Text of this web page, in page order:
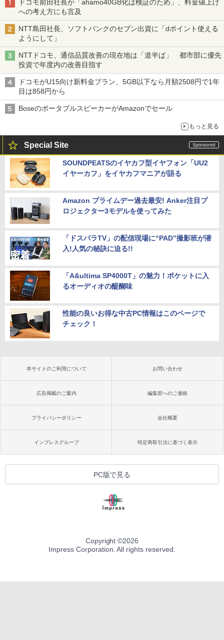
ドコモ前田社長が「ahamo40GB化は検証のため」、料金値上げ
への考え方にも言及
NTT島田社長、ソフトバンクのセブン出資に「dポイント使える
ようにして」
NTTドコモ、通信品質改善の現在地は「道半ば」 都市部に優先
投資で年度内の改善目指す
ドコモがU15向け新料金プラン、5GB以下なら月額2508円で1年
目は858円から
BoseのポータブルスピーカーがAmazonでセール
もっと見る
Special Site
SOUNDPEATSのイヤカフ型イヤフォン「UU2
イヤーカフ」をイヤカフマニアが語る
Amazon プライムデー過去最安! Anker注目プ
ロジェクター3モデルを使ってみた
「ドスパラTV」の配信現場に“PAD”撮影班が潜
入!人気の秘訣に迫る!!
「A&ultima SP4000T」の魅力！ポケットに入
るオーディオの醍醐味
性能の良いお得な中古PC情報はこのページで
チェック！
本サイトのご利用について お問い合わせ
広告掲載のご案内 編集部へのご連絡
プライバシーポリシー 会社概要
インプレスグループ 特定商取引法に基づく表示
PC版で見る
Copyright ©2026
Impress Corporation. All rights reserved.